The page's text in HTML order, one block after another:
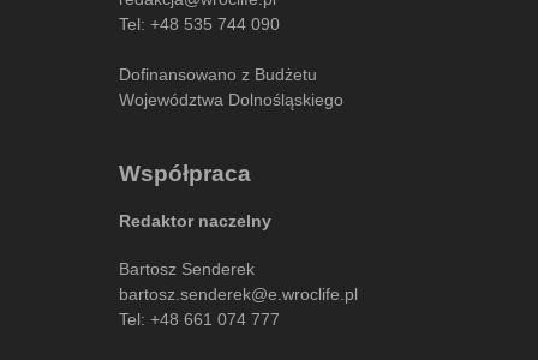
Tel: +48 535 744 090
Dofinansowano z Budżetu
Województwa Dolnośląskiego
Współpraca
Redaktor naczelny
Bartosz Senderek
bartosz.senderek@e.wroclife.pl
Tel: +48 661 074 777